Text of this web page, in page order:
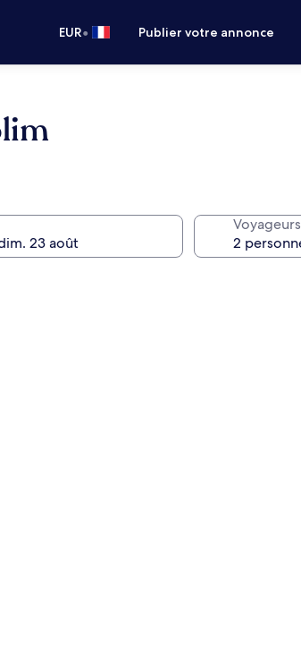
EUR• Publier votre annonce
Voyageurs